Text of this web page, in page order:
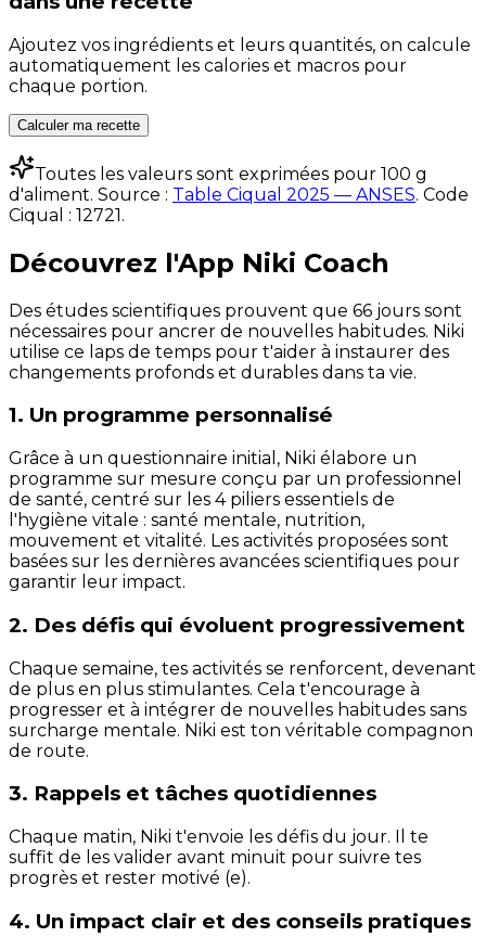
Ajoutez vos ingrédients et leurs quantités, on calcule
automatiquement les calories et macros pour
chaque portion.
Calculer ma recette
Toutes les valeurs sont exprimées pour 100 g
d'aliment. Source : Table Ciqual 2025 — ANSES. Code
Ciqual : 12721.
Découvrez l'App Niki Coach
Des études scientifiques prouvent que 66 jours sont
nécessaires pour ancrer de nouvelles habitudes. Niki
utilise ce laps de temps pour t'aider à instaurer des
changements profonds et durables dans ta vie.
1. Un programme personnalisé
Grâce à un questionnaire initial, Niki élabore un
programme sur mesure conçu par un professionnel
de santé, centré sur les 4 piliers essentiels de
l'hygiène vitale : santé mentale, nutrition,
mouvement et vitalité. Les activités proposées sont
basées sur les dernières avancées scientifiques pour
garantir leur impact.
2. Des défis qui évoluent progressivement
Chaque semaine, tes activités se renforcent, devenant
de plus en plus stimulantes. Cela t'encourage à
progresser et à intégrer de nouvelles habitudes sans
surcharge mentale. Niki est ton véritable compagnon
de route.
3. Rappels et tâches quotidiennes
Chaque matin, Niki t'envoie les défis du jour. Il te
suffit de les valider avant minuit pour suivre tes
progrès et rester motivé (e).
4. Un impact clair et des conseils pratiques